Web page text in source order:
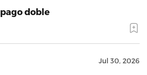
doble
Jul 30, 2026